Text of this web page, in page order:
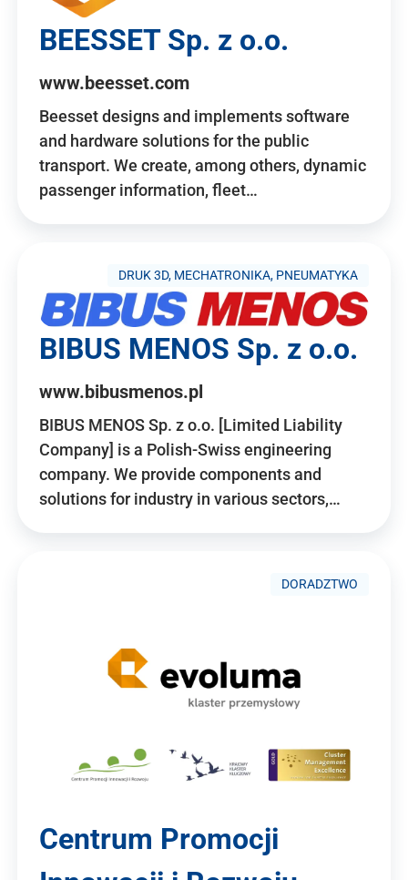
BEESSET Sp. z o.o.
www.beesset.com
Beesset designs and implements software
and hardware solutions for the public
transport. We create, among others, dynamic
passenger information, fleet…
DRUK 3D, MECHATRONIKA, PNEUMATYKA
BIBUS MENOS Sp. z o.o.
www.bibusmenos.pl
BIBUS MENOS Sp. z o.o. [Limited Liability
Company] is a Polish-Swiss engineering
company. We provide components and
solutions for industry in various sectors,…
DORADZTWO
Centrum Promocji